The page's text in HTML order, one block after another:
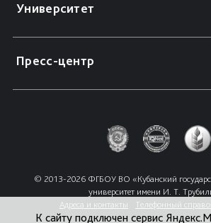
Университет
Пресс-центр
© 2013-2026 ФГБОУ ВО «Кубанский
университет имени И. Т.
Адреса и контакты
Телефонный
К сайту подключен сервис